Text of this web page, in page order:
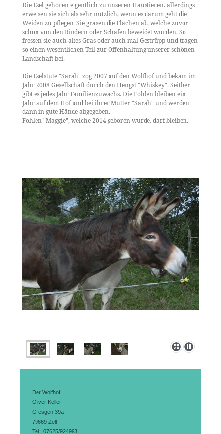
Die Esel gehören eigentlich zu unseren Haustieren. allerdings
erweisen sie sich als sehr nützlich, wenn es darum geht die
Weiden zu pflegen. Sie grasen die Flächen ab, welche zuvor
schon von den Rindern oder Schafen beweidet wurden. So
fressen sie auch altes Gras oder auch mal Gestrüpp und tragen
so einen wesentlichen Teil zur Offenhaltung unserer schönen
Landschaft bei.
Die Eselstute "Sarah" zog 2007 auf den Wolfhof und bekam im
Jahr 2008 Gesellschaft durch den Hengst "Whiskey". Seither
gibt es jedes Jahr Familienzuwachs. Die Fohlen bleiben ein
Jahr auf dem Hof und bei ihrer Mutter "Sarah" und werden
dann in gute Hände abgegeben.
Fohlen "Maggie", welche 2014 geboren wurde, darf bleiben.
Der Wolfhof
Oliver Keller
Gresgen 39a
79669 Zell
Tel.: 07625/924993